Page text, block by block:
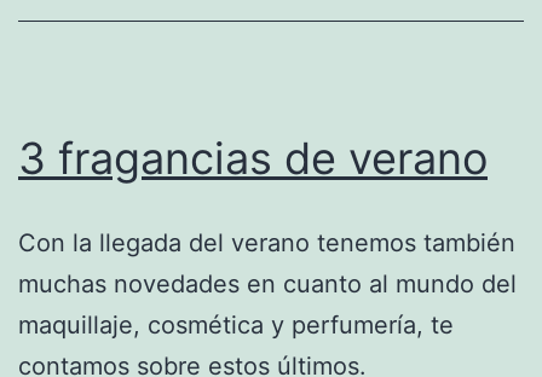
3 fragancias de verano
Con la llegada del verano tenemos también
muchas novedades en cuanto al mundo del
maquillaje, cosmética y perfumería, te
contamos sobre estos últimos.